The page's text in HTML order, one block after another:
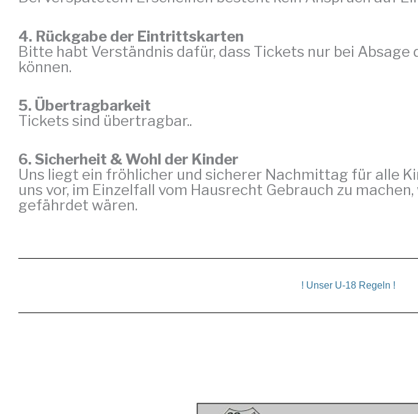
4. Rückgabe der Eintrittskarten
Bitte habt Verständnis dafür, dass Tickets nur bei
können.
5. Übertragbarkeit
Tickets sind übertragbar..
6. Sicherheit & Wohl der Kinder
Uns liegt ein fröhlicher und sicherer Nachmittag für alle
uns vor, im Einzelfall vom Hausrecht Gebrauch zu
gefährdet wären.
! Unser U-18 Regeln !